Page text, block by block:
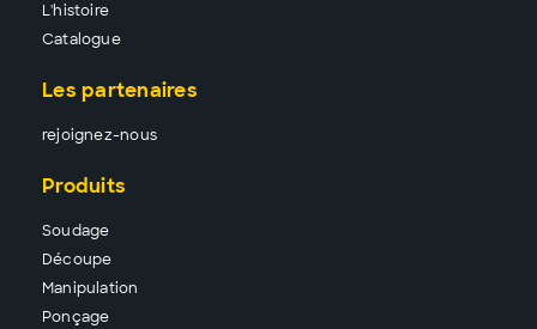
L'histoire
Catalogue
Les partenaires
rejoignez-nous
Produits
Soudage
Découpe
Manipulation
Ponçage